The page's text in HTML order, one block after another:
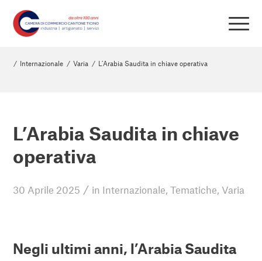
/ Internazionale / Varia / L’Arabia Saudita in chiave operativa
L’Arabia Saudita in chiave
operativa
30 Aprile 2025 / in Internazionale,Tematiche, Varia
Negli ultimi anni, l’Arabia Saudita